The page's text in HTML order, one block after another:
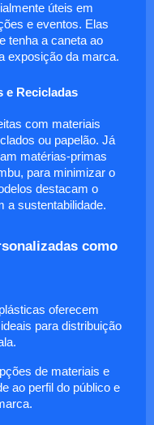
úteis em
e eventos. Elas
tenha a caneta ao
exposição da marca.
e Recicladas
com materiais
ou papelão. Já
matérias-primas
para minimizar o
destacam o
a sustentabilidade.
como
oferecem
para distribuição
de materiais e
ao perfil do público e